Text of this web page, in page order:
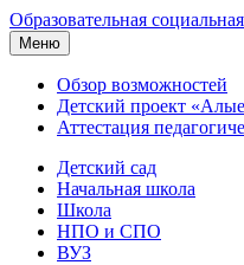
Образовательная
Меню
Обзор возможностей
Детский проект
Аттестация
Детский сад
Начальная школа
Школа
НПО и СПО
ВУЗ